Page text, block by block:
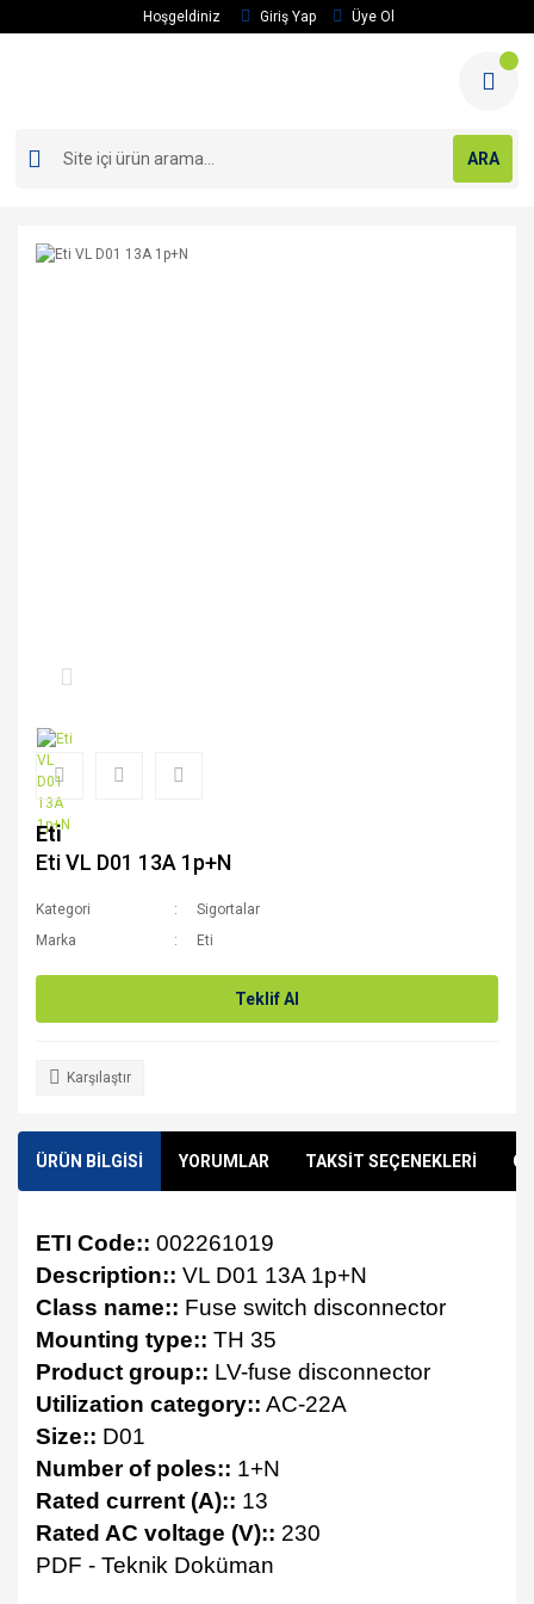
Hoşgeldiniz Giriş Yap Üye Ol
ARA
Eti
Eti VL D01 13A 1p+N
Kategori
Sigortalar
Marka
Eti
Teklif Al
Karşılaştır
ÜRÜN BİLGİSİ YORUMLAR TAKSİT SEÇENEKLERİ
ETI Code:: 002261019
Description:: VL D01 13A 1p+N
Class name:: Fuse switch disconnector
Mounting type:: TH 35
Product group:: LV-fuse disconnector
Utilization category:: AC-22A
Size:: D01
Number of poles:: 1+N
Rated current (A):: 13
Rated AC voltage (V):: 230
PDF - Teknik Doküman